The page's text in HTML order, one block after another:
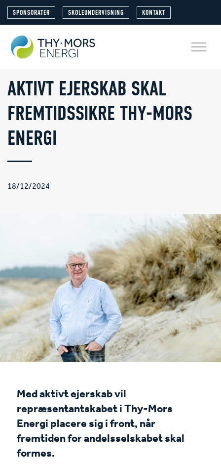
SPONSORATER SKOLEUNDERVISNING KONTAKT
AKTIVT EJERSKAB SKAL
FREMTIDSSIKRE THY-MORS
ENERGI
18/12/2024
Med aktivt ejerskab vil
repræsentantskabet i Thy-Mors
Energi placere sig i front, når
fremtiden for andelsselskabet skal
formes.